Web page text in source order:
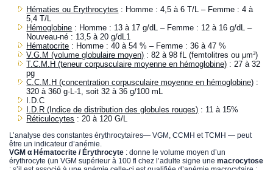
Hématies ou Érythrocytes : Homme : 4,5 à 6 T/L – Femme : 4 à
5,4 T/L
Hémoglobine : Homme : 13 à 17 g/dL – Femme : 12 à 16 g/dL –
Nouveau-né : 13,5 à 20 g/dL1
Hématocrite : Homme : 40 à 54 % – Femme : 36 à 47 %
V.G.M (volume globulaire moyen) : 82 à 98 fL (femtolitres ou μm³)
T.C.M.H (teneur corpusculaire moyenne en hémoglobine) : 27 à 32
pg
C.C.M.H (concentration corpusculaire moyenne en hémoglobine) :
320 à 360 g·L-1, soit 32 à 36 g/100 mL
I.D.C
I.D.R (Indice de distribution des globules rouges) : 11 à 15%
Réticulocytes : 20 à 120 G/L
L’analyse des constantes érythrocytaires— VGM, CCMH et TCMH — peut
être un indicateur d’anémie.
VGM α Hématocrite / Érythrocyte : donne le volume moyen d’un
érythrocyte (un VGM supérieur à 100 fl chez l’adulte signe unemacrocytose